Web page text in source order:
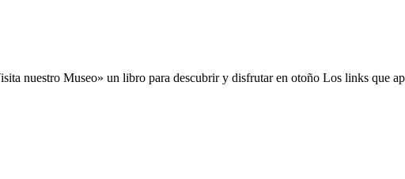
nuestro Museo» un libro para descubrir y disfrutar en otoño Los links que